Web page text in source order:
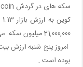
سکه های در گردش Bitcoin
کوین به ارزش بازار 1.13
21,000,000 میلیون سکه می باشد.
بوده است .